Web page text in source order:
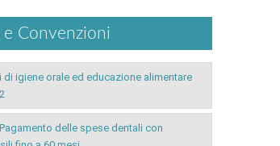
e Convenzioni
di igiene orale ed educazione alimentare
delle spese dentali con